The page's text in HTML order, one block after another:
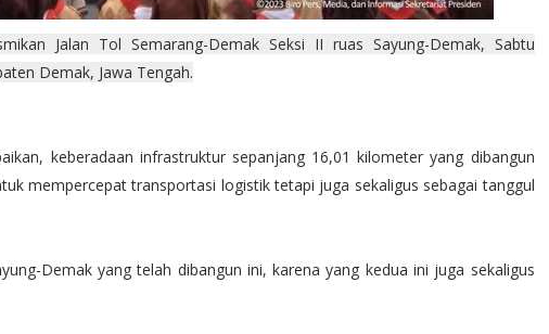
Jalan Tol Semarang-Demak Seksi II ruas Sayung-Demak, Sabtu
Demak, Jawa Tengah.
keberadaan infrastruktur sepanjang 16,01 kilometer yang dibangun
mempercepat transportasi logistik tetapi juga sekaligus sebagai tanggul
Demak yang telah dibangun ini, karena yang kedua ini juga sekaligus